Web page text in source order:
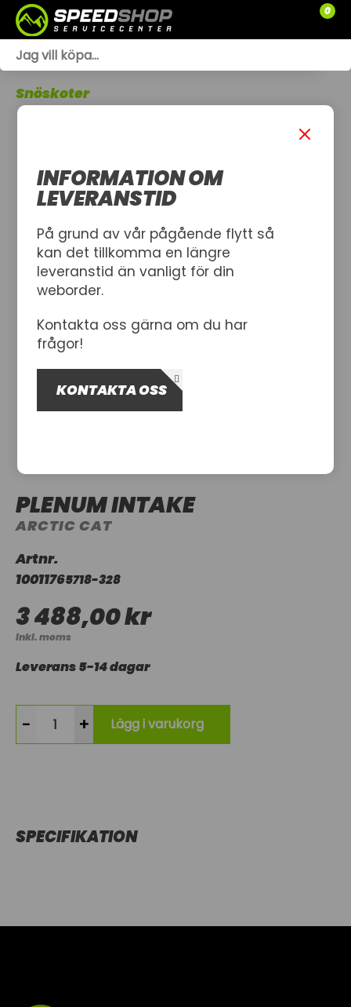
0
SLÄPVAGNAR
Snöskoter
PLENUM INTAKE
ARCTIC CAT
Artnr.
10011765718-328
3 488,00 kr
Inkl. moms
Leverans 5-14 dagar
- + Lägg i varukorg
SPECIFIKATION
INFORMATION OM
LEVERANSTID
På grund av vår pågående flytt så
kan det tillkomma en längre
leveranstid än vanligt för din
weborder.
Kontakta oss gärna om du har
frågor!
KONTAKTA OSS